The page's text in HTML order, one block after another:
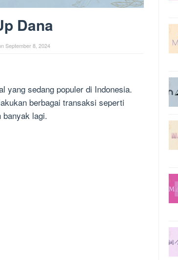
Dana
September 8, 2024
yang sedang populer di Indonesia.
berbagai transaksi seperti
banyak lagi.